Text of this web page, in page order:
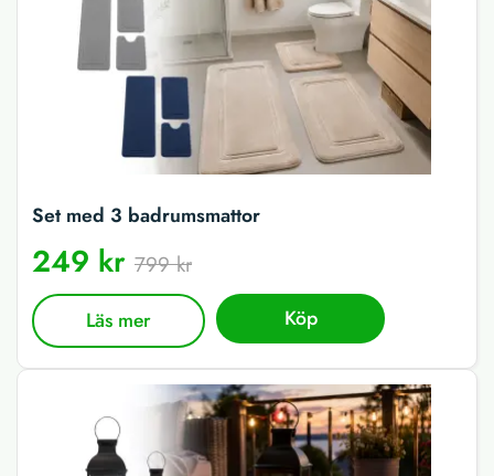
Set med 3 badrumsmattor
249 kr 799 kr
Läs mer Köp